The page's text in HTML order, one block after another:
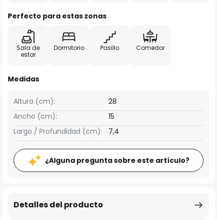
Perfecto para estas zonas
Sala de
estar
Dormitorio Pasillo Comedor
Medidas
Ancho (cm): 15
Altura (cm): 28
Largo / Profundidad (cm): 7,4
¿Alguna pregunta sobre este artículo?
Detalles del producto